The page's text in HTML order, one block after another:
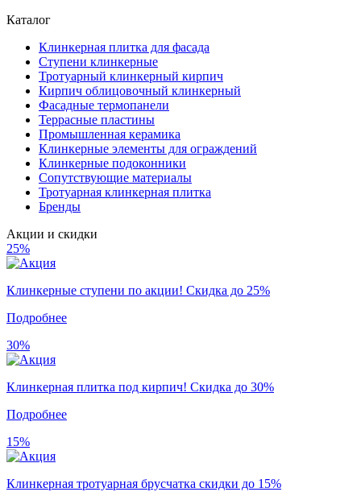
Каталог
Клинкерная плитка для фасада
Ступени клинкерные
Тротуарный клинкерный кирпич
Кирпич облицовочный клинкерный
Фасадные термопанели
Террасные пластины
Промышленная керамика
Клинкерные элементы для ограждений
Клинкерные подоконники
Сопутствующие материалы
Тротуарная клинкерная плитка
Бренды
Акции и скидки
25%
Клинкерные ступени по акции! Скидка до 25%
Подробнее
30%
Клинкерная плитка под кирпич! Скидка до 30%
Подробнее
15%
Клинкерная тротуарная брусчатка скидки до 15%